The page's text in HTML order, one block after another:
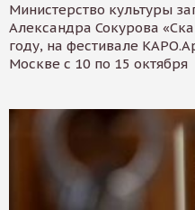
Министерство культуры
Александра Сокурова
году, на фестивале
Москве с 10 по 15 октября